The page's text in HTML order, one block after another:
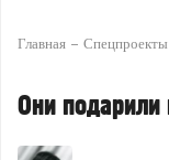
Главная Спецпроекты
Они